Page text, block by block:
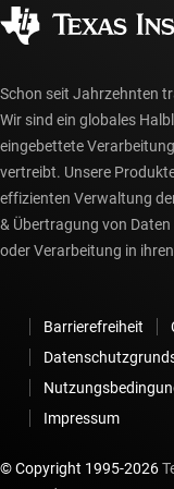
myTI-Konto FAQs
Schon seit Jahrzehnten
Wir sind ein globales
eingebettete
vertreibt. Unsere
effizienten Verwaltung
& Übertragung von
oder Verarbeitung in
Barrierefreiheit
Impressum
© Copyright 1995-2026